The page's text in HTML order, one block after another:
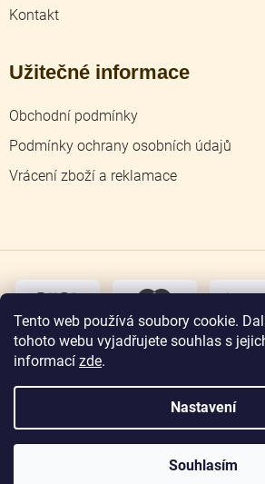
Tento web používá soubory cookie.
tohoto webu vyjadřujete souhlas s
informací zde.
Nastavení
Souhlasím
Kontakt
Užitečné informace
Obchodní podmínky
Podmínky ochrany osobních údajů
Vrácení zboží a reklamace
Copyright 2026Zlatnictví Jičín.
vyhrazena.